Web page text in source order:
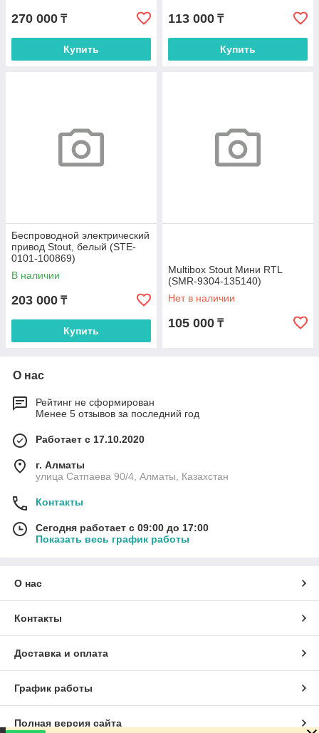
270 000 ₸
Купить
113 000 ₸
Купить
Беспроводной электрический
привод Stout, белый (STE-
0101-100869)
В наличии
203 000 ₸
Купить
Multibox Stout Мини RTL
(SMR-9304-135140)
Нет в наличии
105 000 ₸
О нас
Рейтинг не сформирован
Менее 5 отзывов за последний год
Работает с 17.10.2020
г. Алматы
улица Сатпаева 90/4, Алматы, Казахстан
Контакты
Сегодня работает с 09:00 до 17:00
Показать весь график работы
О нас
Контакты
Доставка и оплата
График работы
Полная версия сайта